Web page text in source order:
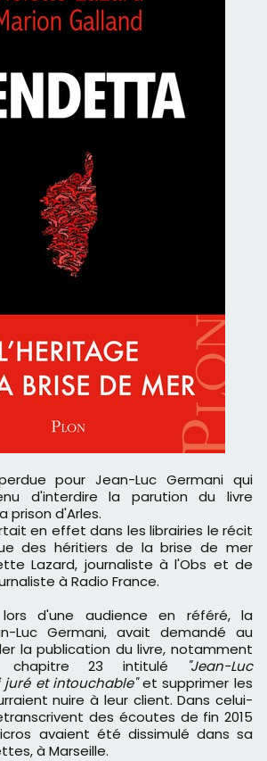
d'interdire la parution du livre
prison d'Arles.
en effet dans les librairies le récit
des héritiers de la brise de mer
Lazard, journaliste à l'Obs et de
à Radio France.
lors d'une audience en référé, la
Luc Germani, avait demandé au
la publication du livre, notamment
23 intitulé "Jean-Luc
et intouchable"et supprimer les
nuire à leur client. Dans celui-
des écoutes de fin 2015
avaient été dissimulé dans sa
à Marseille.